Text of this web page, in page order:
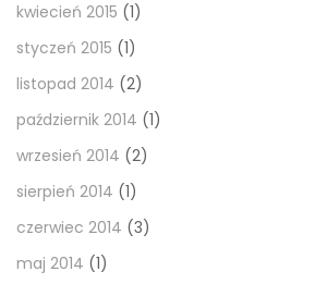
kwiecień 2015 (1)
styczeń 2015 (1)
listopad 2014 (2)
październik 2014 (1)
wrzesień 2014 (2)
sierpień 2014 (1)
czerwiec 2014 (3)
maj 2014 (1)